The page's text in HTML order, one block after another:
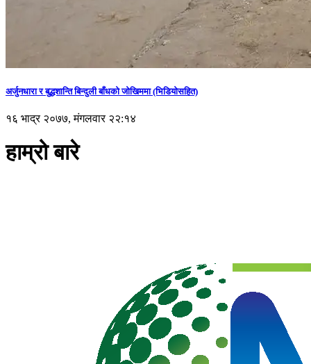
अर्जुनधारा र बुद्धशान्ति बिन्दुली बाँधको जोखिममा (भिडियाेसहित)
१६ भाद्र २०७७, मंगलवार २२:१४
हाम्रो बारे